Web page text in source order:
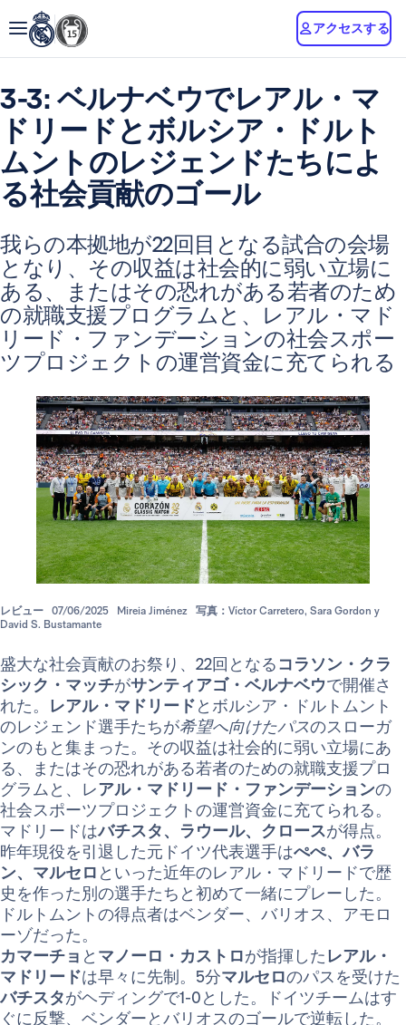
アクセスする
3-3: ベルナベウでレアル・マ
ドリードとボルシア・ドルト
ムントのレジェンドたちによ
る社会貢献のゴール
我らの本拠地が22回目となる試合の会場
となり、その収益は社会的に弱い立場に
ある、またはその恐れがある若者のため
の就職支援プログラムと、レアル・マド
リード・ファンデーションの社会スポー
ツプロジェクトの運営資金に充てられる
レビュー 07/06/2025 Mireia Jiménez
写真：Víctor Carretero, Sara Gordon y
David S. Bustamante
盛大な社会貢献のお祭り、22回となるコラソン・クラ
シック・マッチがサンティアゴ・ベルナベウで開催さ
れた。 レアル・マドリードとボルシア・ドルトムント
のレジェンド選手たちが希望へ向けたパスのスローガ
ンのもと集まった。その収益は社会的に弱い立場にあ
る、またはその恐れがある若者のための就職支援プロ
グラムと、レアル・マドリード・ファンデーションの
社会スポーツプロジェクトの運営資金に充てられる。
マドリードはバチスタ、ラウール、クロースが得点。
昨年現役を引退した元ドイツ代表選手はぺぺ、バラ
ン、マルセロ といった近年のレアル・マドリードで歴
史を作った別の選手たちと初めて一緒にプレーした。
ドルトムントの得点者はベンダー、バリオス、アモロ
ーゾだった。
カマーチョ と マノーロ・カストロが指揮したレアル・
マドリードは早々に先制。5分マルセロのパスを受けた
バチスタがヘディングで1-0とした。ドイツチームはす
ぐに反撃、ベンダーとバリオスのゴールで逆転した。